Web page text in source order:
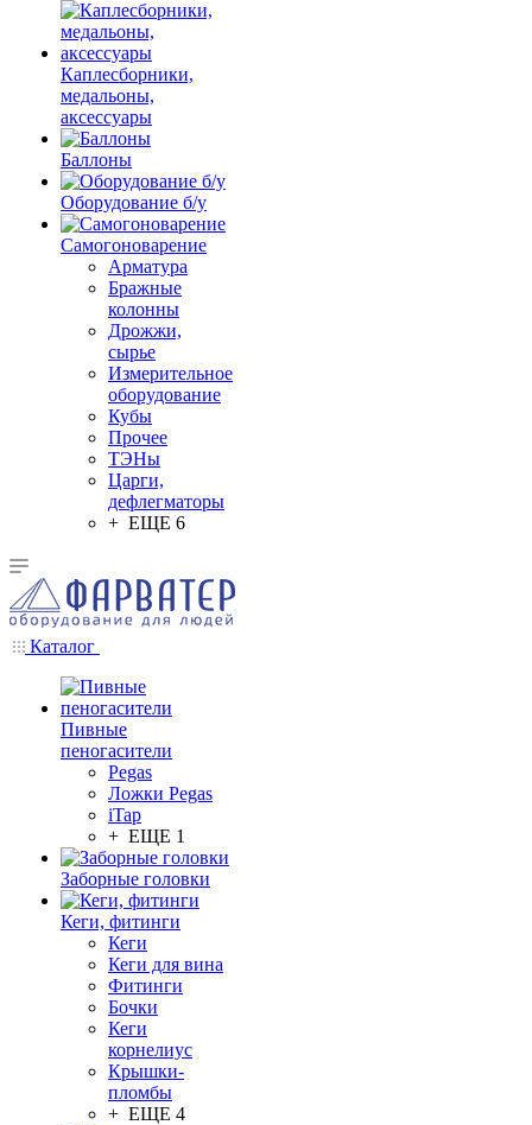
Каплесборники,
медальоны,
аксессуары
Баллоны
Оборудование б/у
Самогоноварение
Арматура
Бражные
колонны
Дрожжи,
сырье
Измерительное
оборудование
Кубы
Прочее
ТЭНы
Царги,
дефлегматоры
+ ЕЩЕ 6
Каталог
Пивные
пеногасители
Pegas
Ложки Pegas
iTap
+ ЕЩЕ 1
Заборные головки
Кеги, фитинги
Кеги
Кеги для вина
Фитинги
Бочки
Кеги
корнелиус
Крышки-
пломбы
+ ЕЩЕ 4